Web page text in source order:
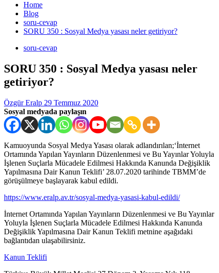
Home
Blog
soru-cevap
SORU 350 : Sosyal Medya yasası neler getiriyor?
soru-cevap
SORU 350 : Sosyal Medya yasası neler
getiriyor?
Özgür Eralp 29 Temmuz 2020
Sosyal medyada paylaşın
Kamuoyunda Sosyal Medya Yasası olarak adlandırılan;‘İnternet
Ortamında Yapılan Yayınların Düzenlenmesi ve Bu Yayınlar Yoluyla
İşlenen Suçlarla Mücadele Edilmesi Hakkında Kanunda Değişiklik
Yapılmasına Dair Kanun Teklifi’ 28.07.2020 tarihinde TBMM’de
görüşülmeye başlayarak kabul edildi.
https://www.eralp.av.tr/sosyal-medya-yasasi-kabul-edildi/
İnternet Ortamında Yapılan Yayınların Düzenlenmesi ve Bu Yayınlar
Yoluyla İşlenen Suçlarla Mücadele Edilmesi Hakkında Kanunda
Değişiklik Yapılmasına Dair Kanun Teklifi metnine aşağıdaki
bağlantıdan ulaşabilirsiniz.
Kanun Teklifi